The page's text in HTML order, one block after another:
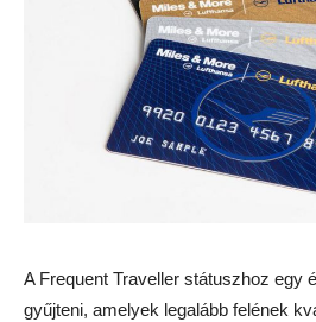
A Frequent Traveller státuszhoz egy
gyűjteni, amelyek legalább felének